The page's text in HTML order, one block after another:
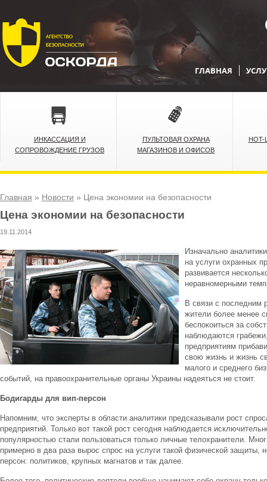
ГЛАВНАЯ
ИНКАССАЦИЯ И
СОПРОВОЖДЕНИЕ ГРУЗОВ
ПУЛЬТОВАЯ ОХРАНА
МАГАЗИНОВ И ОФИСОВ
Главная » Новости » Цена экономии на безопасности
Цена экономии на безопасности
19.11.2014
Изначально
на услуги охранных
развивается
неравномерными
В связи с последним
жители более менее
беспокоиться за
наблюдаются
предприятиям
свою жизнь и жизнь
малого и среднего
событий, на правоохранительные органы Украины надеяться не стоит.
Бодигарды для вип-персон
Напомним, что эксперты в области аналитики предсказывали рост
предприятий. Только вот такой рост сегодня наблюдается
популярностью стали пользоваться только личные телохранители.
примерно в два раза вырос спрос на услуги такой физической защиты,
персон: политиков, крупных магнатов и так далее.